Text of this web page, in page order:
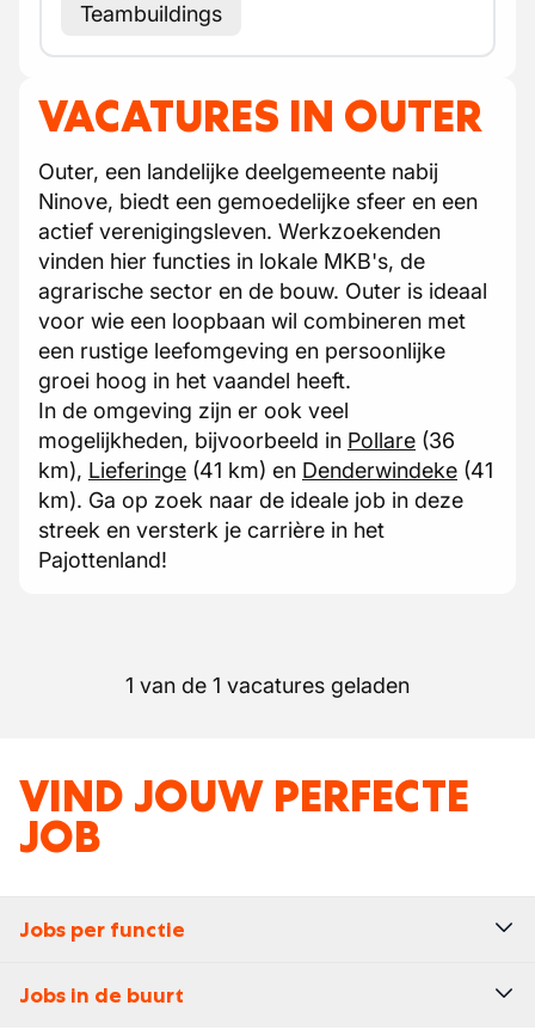
Teambuildings
VACATURES IN OUTER
Outer, een landelijke deelgemeente nabij
Ninove, biedt een gemoedelijke sfeer en een
actief verenigingsleven. Werkzoekenden
vinden hier functies in lokale MKB's, de
agrarische sector en de bouw. Outer is ideaal
voor wie een loopbaan wil combineren met
een rustige leefomgeving en persoonlijke
groei hoog in het vaandel heeft.
In de omgeving zijn er ook veel
mogelijkheden, bijvoorbeeld in Pollare (36
km), Lieferinge (41 km) en Denderwindeke (41
km). Ga op zoek naar de ideale job in deze
streek en versterk je carrière in het
Pajottenland!
1 van de 1 vacatures geladen
VIND JOUW PERFECTE
JOB
Jobs per functie
Jobs in de buurt